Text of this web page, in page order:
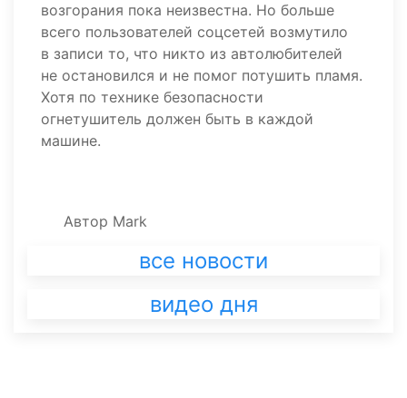
возгорания пока неизвестна. Но больше
всего пользователей соцсетей возмутило
в записи то, что никто из автолюбителей
не остановился и не помог потушить пламя.
Хотя по технике безопасности
огнетушитель должен быть в каждой
машине.
Автор Mark
все новости
видео дня